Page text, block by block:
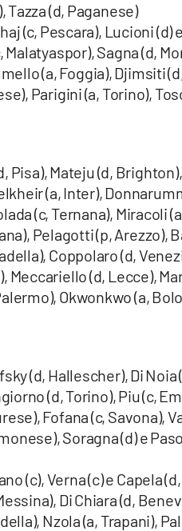
Tazza (d, Paganese)
(c, Pescara), Lucioni
Sagna (d,
(a, Foggia), Djimsiti
Parigini (a, Torino),
Pisa), Mateju (d,
(a, Inter),
(c, Ternana), Miracoli
Pelagotti (p, Arezzo),
Coppolaro (d,
Meccariello (d, Lecce),
Okwonkwo (a,
(d, Hallescher), Di Noia
(d, Torino), Piu (c,
Fofana (c, Savona),
Soragna (d) e
(c), Verna (c) e Capela
Di Chiara (d,
Nzola (a, Trapani),